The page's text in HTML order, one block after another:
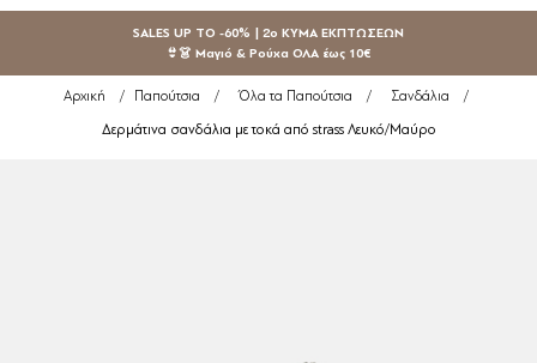
SALES UP TO -60% | 2ο ΚΥΜΑ ΕΚΠΤΩΣΕΩΝ
👙👗 Μαγιό & Ρούχα ΟΛΑ έως 10€
Αρχική / Παπούτσια / Όλα τα Παπούτσια / Σανδάλια /
Δερμάτινα σανδάλια με τοκά από strass Λευκό/Μαύρο